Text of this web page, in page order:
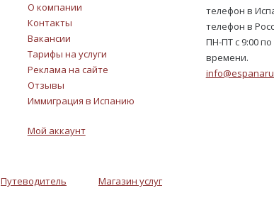
О компании
Контакты
Вакансии
Тарифы на услуги
Реклама на сайте
Отзывы
Иммиграция в Испанию
Мой аккаунт
телефон в
телефон в
ПН-ПТ с 9:00
времени.
Путеводитель Магазин услуг